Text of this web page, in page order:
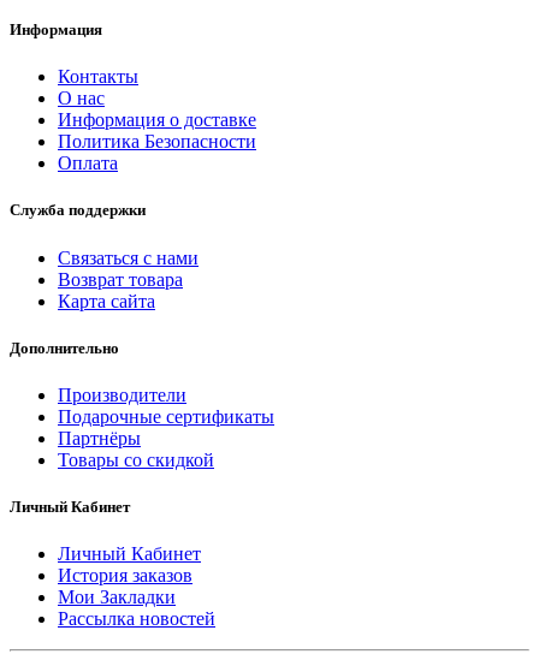
Информация
Контакты
О нас
Информация о доставке
Политика Безопасности
Оплата
Служба поддержки
Связаться с нами
Возврат товара
Карта сайта
Дополнительно
Производители
Подарочные сертификаты
Партнёры
Товары со скидкой
Личный Кабинет
Личный Кабинет
История заказов
Мои Закладки
Рассылка новостей